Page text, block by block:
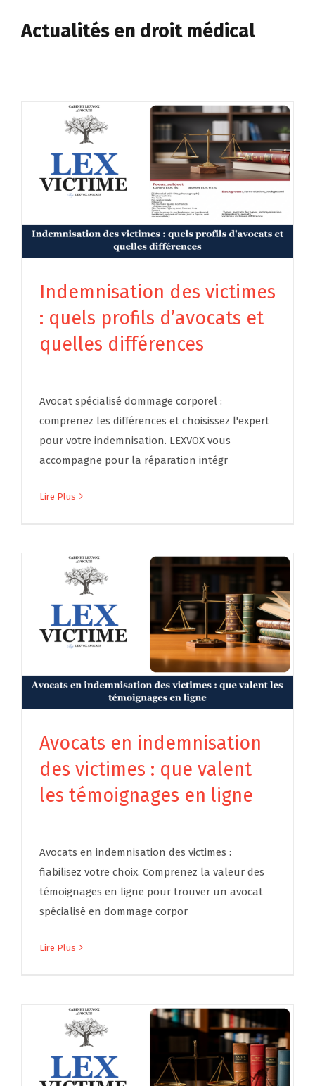
Actualités en droit médical
Indemnisation des victimes
: quels profils d’avocats et
quelles différences
Avocat spécialisé dommage corporel :
comprenez les différences et choisissez l'expert
pour votre indemnisation. LEXVOX vous
accompagne pour la réparation intégr
Lire Plus
Avocats en indemnisation
des victimes : que valent
les témoignages en ligne
Avocats en indemnisation des victimes :
fiabilisez votre choix. Comprenez la valeur des
témoignages en ligne pour trouver un avocat
spécialisé en dommage corpor
Lire Plus